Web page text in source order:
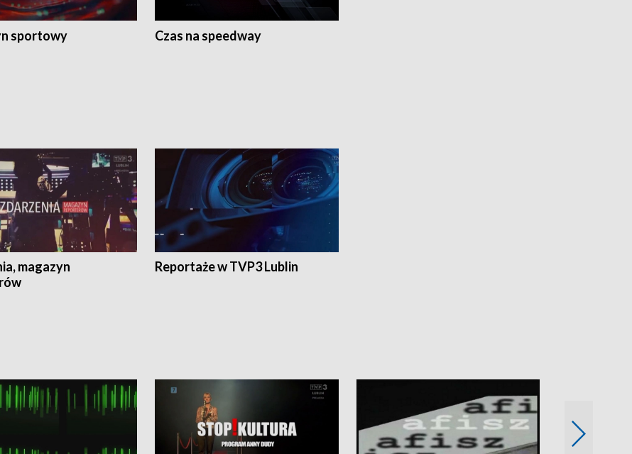
sportowy Czas na speedway
magazyn
Reportaże w TVP3 Lublin